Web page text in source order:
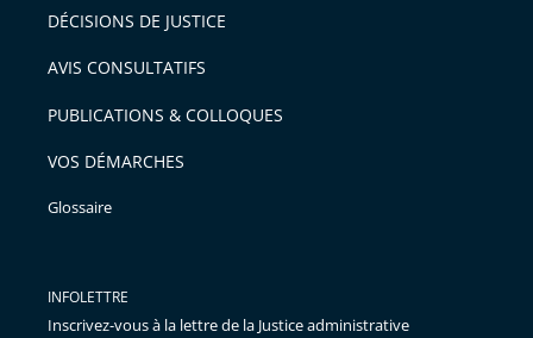
DÉCISIONS DE JUSTICE
AVIS CONSULTATIFS
PUBLICATIONS & COLLOQUES
VOS DÉMARCHES
Glossaire
INFOLETTRE
Inscrivez-vous à la lettre de la Justice administrative